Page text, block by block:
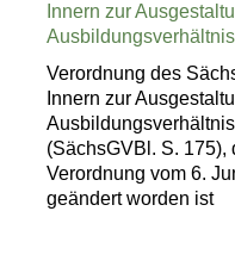
Innern zur
Verordnung des
Innern zur
(SächsGVBl. S. 175),
Verordnung vom 6.
geändert worden ist